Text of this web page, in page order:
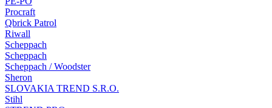
Procraft
Qbrick Patrol
Riwall
Scheppach
Scheppach
Scheppach / Woodster
Sheron
SLOVAKIA TREND S.R.O.
Stihl